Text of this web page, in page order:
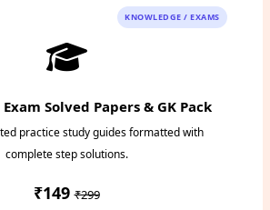
KNOWLEDGE / EXAMS
Solved Papers & GK Pack
practice study guides formatted with
complete step solutions.
₹149₹299